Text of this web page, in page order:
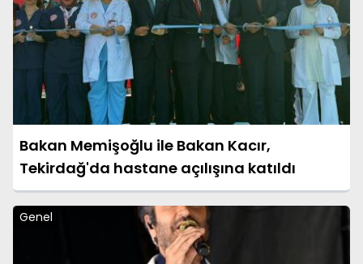
Bakan Memişoğlu ile Bakan Kacır,
Tekirdağ'da hastane açılışına katıldı
Genel